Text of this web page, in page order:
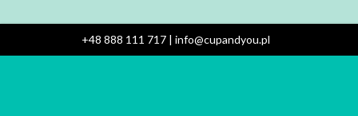
+48 888 111 717 | info@cupandyou.pl